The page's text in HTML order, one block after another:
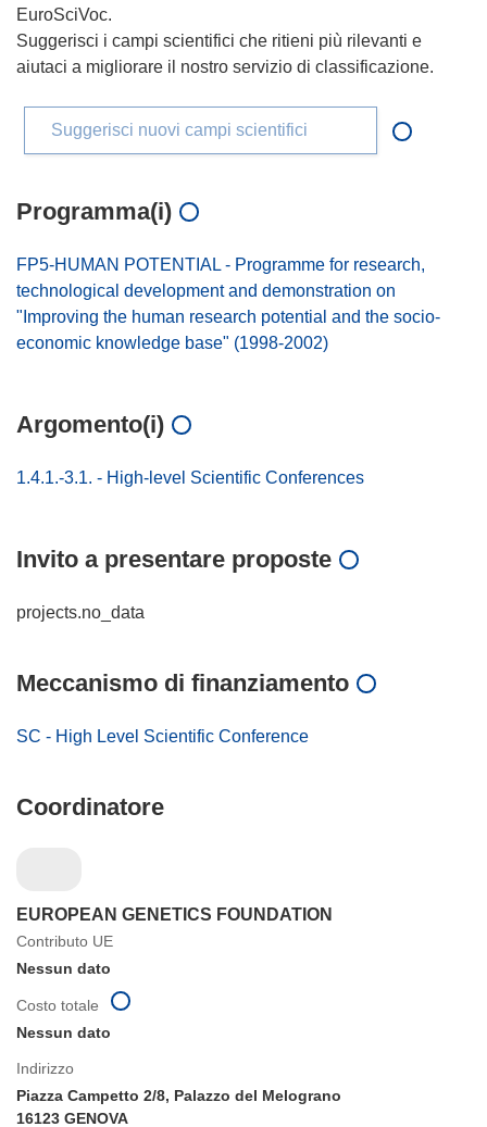
EuroSciVoc.
Suggerisci i campi scientifici che ritieni più rilevanti e
aiutaci a migliorare il nostro servizio di classificazione.
Suggerisci nuovi campi scientifici
Programma(i)
FP5-HUMAN POTENTIAL - Programme for research,
technological development and demonstration on
"Improving the human research potential and the socio-
economic knowledge base" (1998-2002)
Argomento(i)
1.4.1.-3.1. - High-level Scientific Conferences
Invito a presentare proposte
projects.no_data
Meccanismo di finanziamento
SC - High Level Scientific Conference
Coordinatore
EUROPEAN GENETICS FOUNDATION
Contributo UE
Nessun dato
Indirizzo
Piazza Campetto 2/8, Palazzo del Melograno
16123 GENOVA
Costo totale
Nessun dato